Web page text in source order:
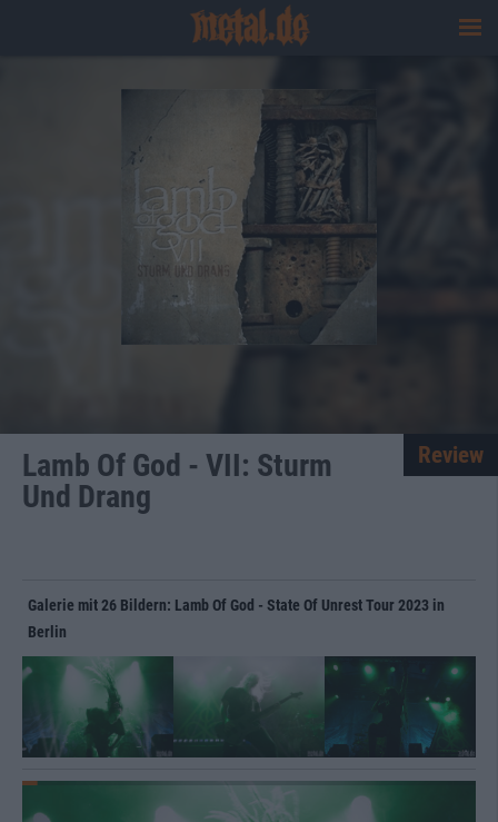
Lamb Of God - VII: Sturm
Und Drang
Review
Galerie mit 26 Bildern: Lamb Of God - State Of Unrest Tour 2023 in
Berlin